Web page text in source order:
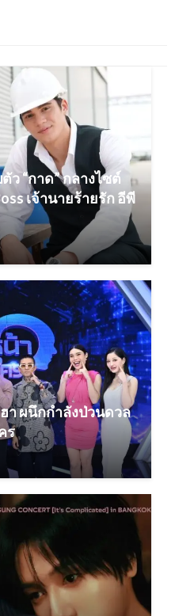
ว “กาด” กลางไซต์
เจ้านายร้ายรัก อีพี
า ผนึกกำลังป่วนดวล
ร